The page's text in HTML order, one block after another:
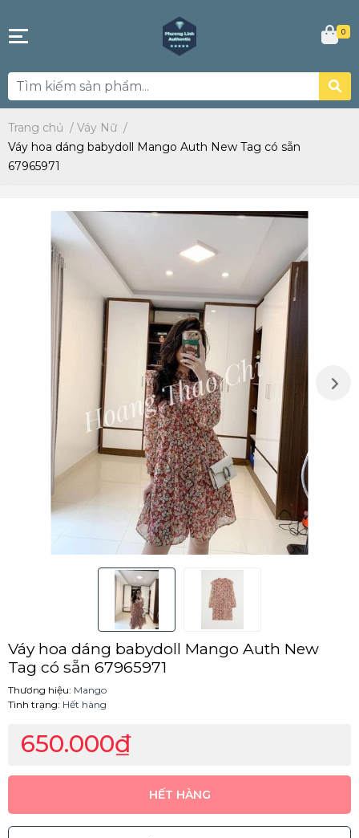
0
Trang chủ / Váy Nữ /
Váy hoa dáng babydoll Mango Auth New Tag có sẵn
67965971
Váy hoa dáng babydoll Mango Auth New
Tag có sẵn 67965971
Thương hiệu: Mango
Tình trạng: Hết hàng
650.000₫
HẾT HÀNG